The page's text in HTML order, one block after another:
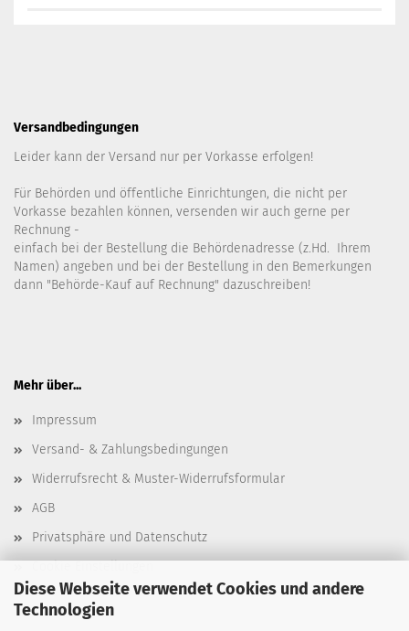
Diese Webseite verwendet Cookies und andere
Technologien
Versandbedingungen
Leider kann der Versand nur per Vorkasse erfolgen!
Für Behörden und öffentliche Einrichtungen, die nicht per
Vorkasse bezahlen können, versenden wir auch gerne per
Rechnung -
einfach bei der Bestellung die Behördenadresse (z.Hd. Ihrem
Namen) angeben und bei der Bestellung in den Bemerkungen
dann "Behörde-Kauf auf Rechnung" dazuschreiben!
Mehr über...
Impressum
Versand- & Zahlungsbedingungen
Widerrufsrecht & Muster-Widerrufsformular
AGB
Privatsphäre und Datenschutz